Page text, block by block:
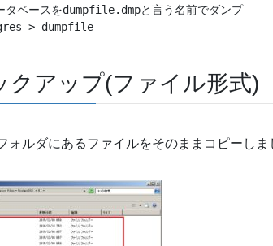
ベースをdumpfile.dmpと言う名前でダンプ
> dumpfile
クアップ(ファイル形式)
ォルダにあるファイルをそのままコピーし